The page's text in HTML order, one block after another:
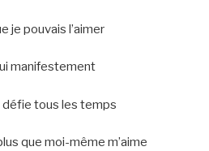
je pouvais l’aimer
manifestement
tous les temps
que moi-même m’aime